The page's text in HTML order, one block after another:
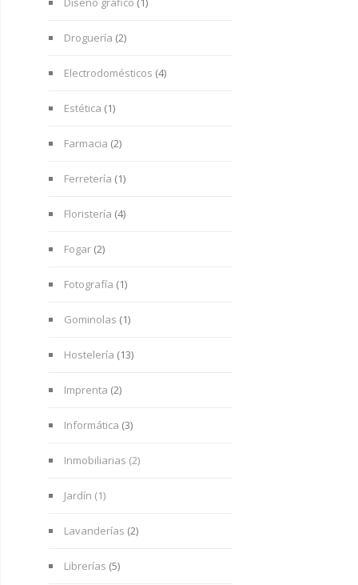
Droguería (2)
Electrodomésticos (4)
Estética (1)
Farmacia (2)
Ferretería (1)
Floristería (4)
Fogar (2)
Fotografía (1)
Gominolas (1)
Hostelería (13)
Imprenta (2)
Informática (3)
Inmobiliarias (2)
Jardín (1)
Lavanderías (2)
Librerías (5)